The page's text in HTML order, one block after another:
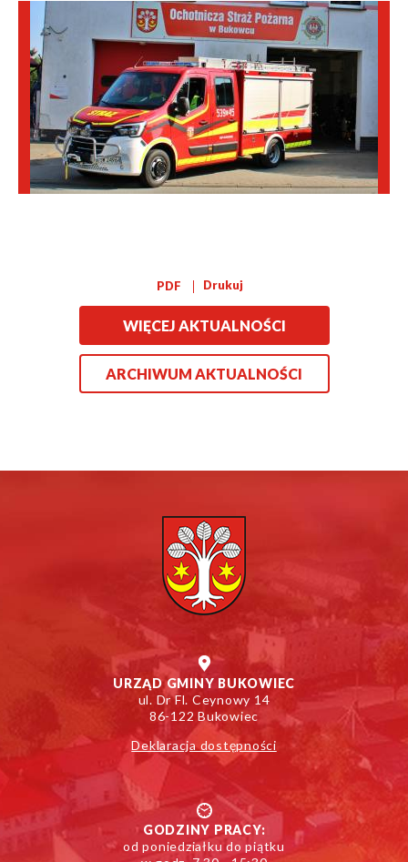
PDF Drukuj
WIĘCEJ AKTUALNOŚCI
ARCHIWUM AKTUALNOŚCI
URZĄD GMINY BUKOWIEC
ul. Dr Fl. Ceynowy 14
86-122 Bukowiec
Deklaracja dostępności
GODZINY PRACY:
od poniedziałku do piątku